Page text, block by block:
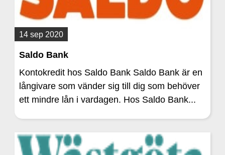
14 sep 2020
Saldo Bank
Kontokredit hos Saldo Bank Saldo Bank är en
långivare som vänder sig till dig som behöver
ett mindre lån i vardagen. Hos Saldo Bank...